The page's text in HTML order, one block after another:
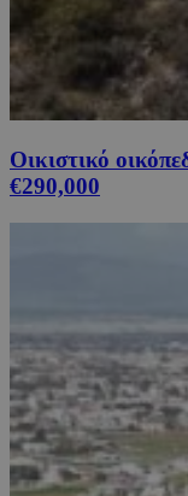
Οικιστικό
€290,000